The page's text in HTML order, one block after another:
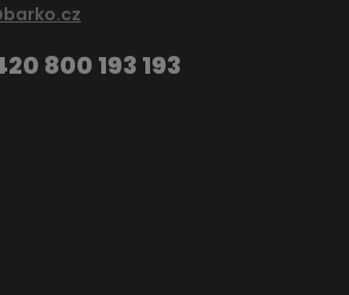
800 193 193